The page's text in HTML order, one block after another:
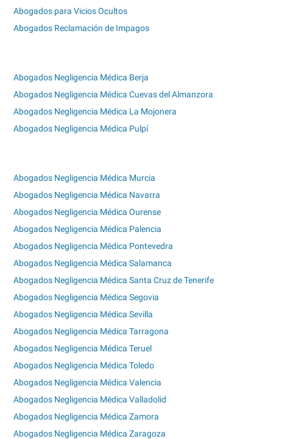
Abogados para Vicios Ocultos
Abogados Reclamación de Impagos
Abogados Negligencia Médica Berja
Abogados Negligencia Médica Cuevas del Almanzora
Abogados Negligencia Médica La Mojonera
Abogados Negligencia Médica Pulpí
Abogados Negligencia Médica Murcia
Abogados Negligencia Médica Navarra
Abogados Negligencia Médica Ourense
Abogados Negligencia Médica Palencia
Abogados Negligencia Médica Pontevedra
Abogados Negligencia Médica Salamanca
Abogados Negligencia Médica Santa Cruz de Tenerife
Abogados Negligencia Médica Segovia
Abogados Negligencia Médica Sevilla
Abogados Negligencia Médica Tarragona
Abogados Negligencia Médica Teruel
Abogados Negligencia Médica Toledo
Abogados Negligencia Médica Valencia
Abogados Negligencia Médica Valladolid
Abogados Negligencia Médica Zamora
Abogados Negligencia Médica Zaragoza